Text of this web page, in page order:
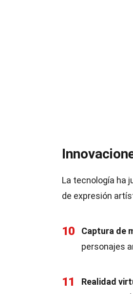
La tecnología ha
de expresión
10 Captura de
personajes
11 Realidad